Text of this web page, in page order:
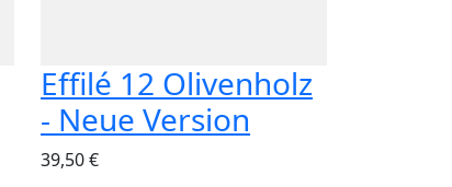
Effilé 12 Olivenholz
- Neue Version
39,50 €